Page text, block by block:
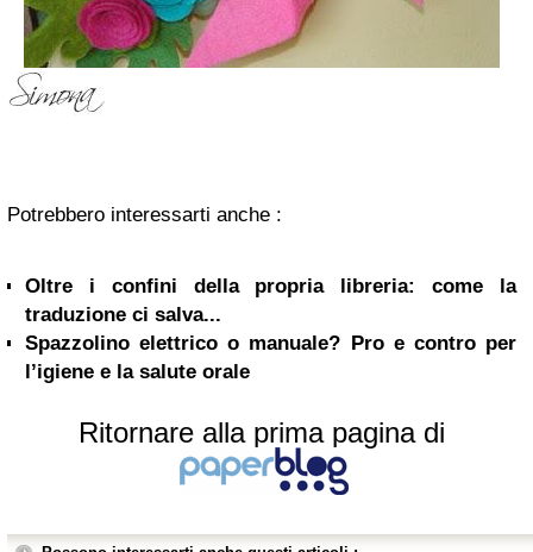
Potrebbero interessarti anche :
Oltre i confini della propria libreria: come la
traduzione ci salva...
Spazzolino elettrico o manuale? Pro e contro per
l’igiene e la salute orale
Ritornare alla prima pagina di